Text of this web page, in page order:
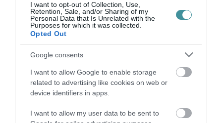
I want to opt-out of Collection, Use,
Retention, Sale, and/or Sharing of my
Personal Data that Is Unrelated with the
Purposes for which it was collected.
Opted Out
Google consents
I want to allow Google to enable storage
related to advertising like cookies on web or
device identifiers in apps.
I want to allow my user data to be sent to
Ne maradjon le a legfrissebb hírekről, kövessen
bennünket az EGRI ÜGYEK Google Hírek oldalán!
VISSZA A FŐOLDALRA